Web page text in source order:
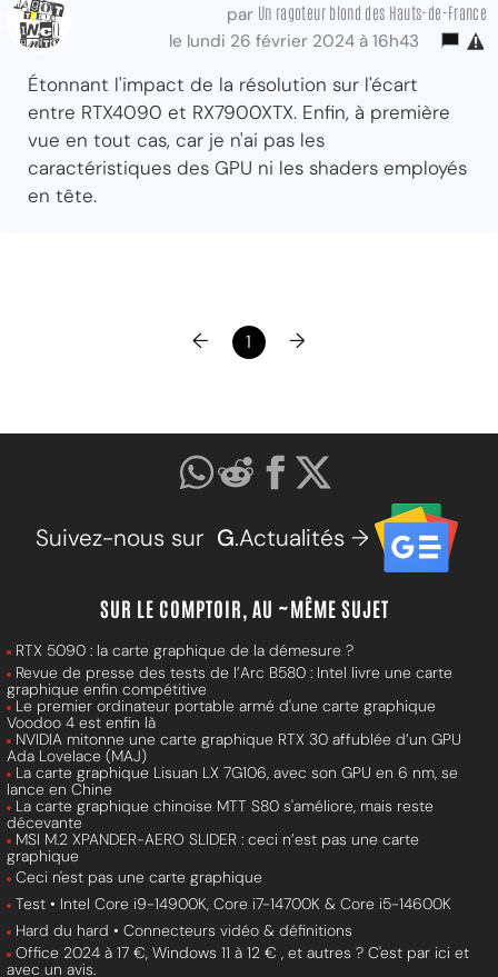
par Un ragoteur blond des Hauts-de-France
le lundi 26 février 2024 à 16h43
Étonnant l'impact de la résolution sur l'écart
entre RTX4090 et RX7900XTX. Enfin, à première
vue en tout cas, car je n'ai pas les
caractéristiques des GPU ni les shaders employés
en tête.
← 1 →
Suivez-nous sur G.Actualités →
SUR LE COMPTOIR, AU ~MÊME SUJET
RTX 5090 : la carte graphique de la démesure ?
Revue de presse des tests de l’Arc B580 : Intel livre une carte
graphique enfin compétitive
Le premier ordinateur portable armé d'une carte graphique
Voodoo 4 est enfin là
NVIDIA mitonne une carte graphique RTX 30 affublée d’un GPU
Ada Lovelace (MAJ)
La carte graphique Lisuan LX 7G106, avec son GPU en 6 nm, se
lance en Chine
La carte graphique chinoise MTT S80 s'améliore, mais reste
décevante
MSI M.2 XPANDER-AERO SLIDER : ceci n’est pas une carte
graphique
Ceci n'est pas une carte graphique
Test • Intel Core i9-14900K, Core i7-14700K & Core i5-14600K
Hard du hard • Connecteurs vidéo & définitions
Office 2024 à 17 €, Windows 11 à 12 € , et autres ? C'est par ici et
avec un avis.